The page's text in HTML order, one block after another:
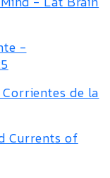
-
de la
Currents of